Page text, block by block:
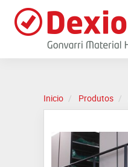
main
Inicio Produtos